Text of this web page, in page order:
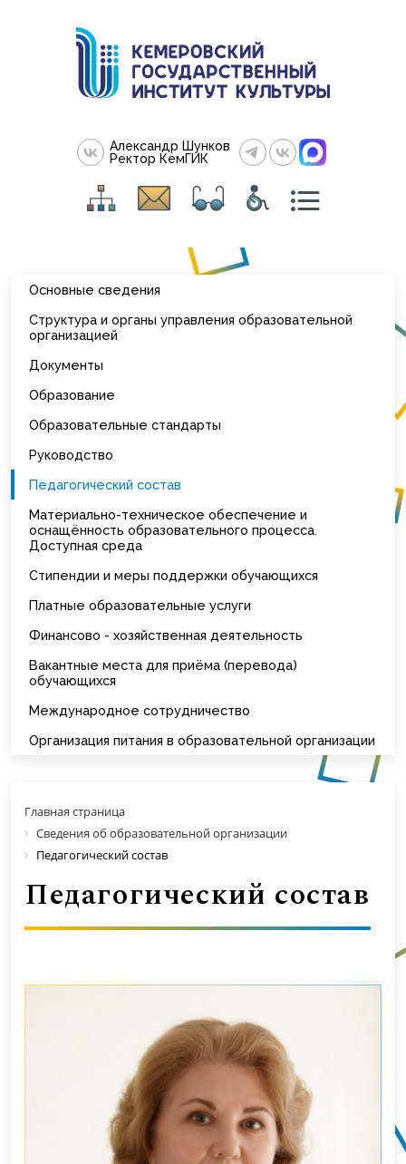
Александр Шунков
Ректор КемГИК
Основные сведения
Структура и органы управления образовательной
организацией
Документы
Образование
Образовательные стандарты
Руководство
Педагогический состав
Материально-техническое обеспечение и
оснащённость образовательного процесса.
Доступная среда
Стипендии и меры поддержки обучающихся
Платные образовательные услуги
Финансово - хозяйственная деятельность
Вакантные места для приёма (перевода)
обучающихся
Международное сотрудничество
Организация питания в образовательной организации
Главная страница
Сведения об образовательной организации
Педагогический состав
Педагогический состав